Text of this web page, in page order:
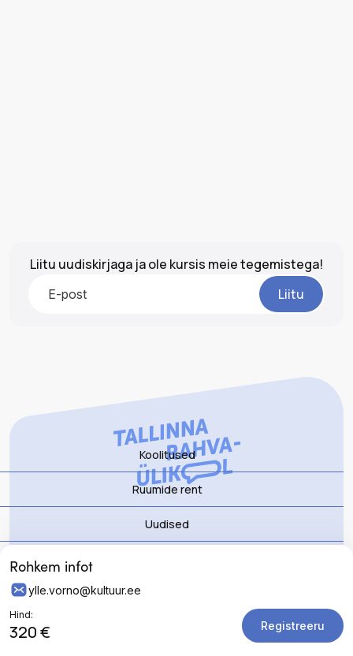
Rohkem infot
ylle.vorno@kultuur.ee
Hind:
320 € Registreeru
Liitu uudiskirjaga ja ole kursis meie tegemistega!
Liitu
Koolitused
Ruumide rent
Uudised
Oleme avatud E-N kell 10-17